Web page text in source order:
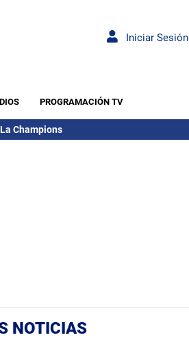
Iniciar Sesión
PROGRAMACIÓN TV
La Champions
NOTICIAS